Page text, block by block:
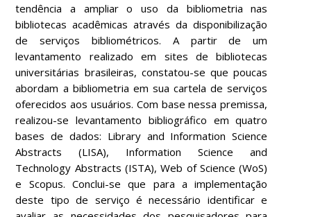
tendência a ampliar o uso da bibliometria nas
bibliotecas acadêmicas através da disponibilização
de serviços bibliométricos. A partir de um
levantamento realizado em sites de bibliotecas
universitárias brasileiras, constatou-se que poucas
abordam a bibliometria em sua cartela de serviços
oferecidos aos usuários. Com base nessa premissa,
realizou-se levantamento bibliográfico em quatro
bases de dados: Library and Information Science
Abstracts (LISA), Information Science and
Technology Abstracts (ISTA), Web of Science (WoS)
e Scopus. Conclui-se que para a implementação
deste tipo de serviço é necessário identificar e